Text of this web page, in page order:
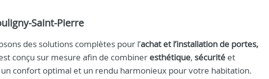
Saint-Pierre
des solutions complètes pour l’achat et l’installation de portes,
conçu sur mesure afin de combiner esthétique, sécurité et
un confort optimal et un rendu harmonieux pour votre habitation.